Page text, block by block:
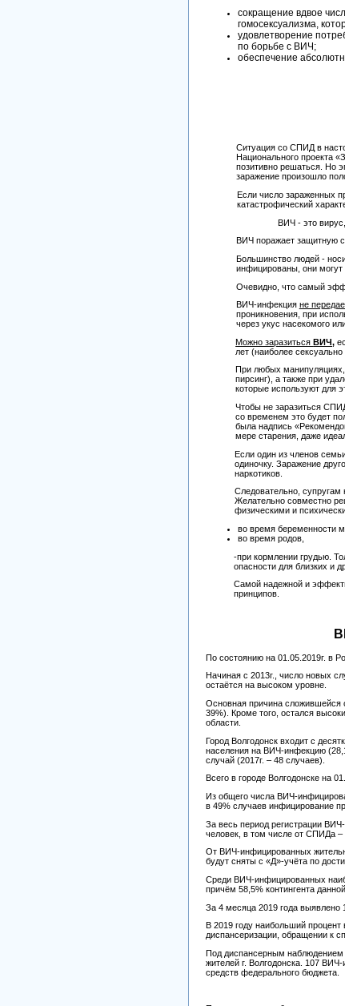
сокращение вдвое
гомосексуализма,
удовлетворение
по борьбе с ВИЧ;
обеспечение
Ситуация со СПИД в
Национального проекта
позитивно решаться. Но
заражение произошло
Если число зараженных
катастрофический
ВИЧ - это
ВИЧ поражает защитную
Большинство людей -
инфицированы, они могут
Очевидно, что самый
ВИЧ-инфекция не
проникновения, при
через укус насекомого
Можно заразитьсяВИЧ,
лет (наиболее
При любых манипуляциях,
пирсинг), а также при
которые используют для
Чтобы не заразиться
со временем это будет
была надпись
мере старения, даже
Если один из членов
одиночку. Заражение
наркотиков.
Следовательно, супругам
Желательно совместно
физическими и
во время беременности
во время родов,
-при кормлении грудью.
опасности для близких и
Самой надежной и
принципов.
По состоянию на 01.05.2019г. в
Начиная с 2013г., число новых
остаётся на высоком уровне.
Основная причина сложившейся
39%). Кроме того, остался
области.
Город Волгодонск входит с
населения на ВИЧ-инфекцию
случай (2017г. – 48 случаев).
Всего в городе Волгодонске на
Из общего числа ВИЧ-
в 49% случаев инфицирование
За весь период регистрации
человек, в том числе от СПИДа –
От ВИЧ-инфицированных
будут сняты с «Д»-учёта по
Среди ВИЧ-инфицированных
причём 58,5% контингента
За 4 месяца 2019 года выявлено
В 2019 году наибольший
диспансеризации, обращении к
Под диспансерным наблюдением
жителей г. Волгодонска. 107
средств федерального бюджета.